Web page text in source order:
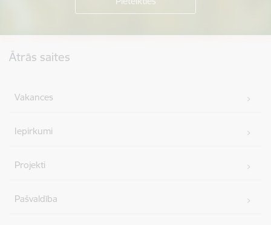
Ātrās saites
Vakances
Iepirkumi
Projekti
Pašvaldība